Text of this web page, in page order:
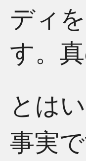
ディ
す。
とは
事実